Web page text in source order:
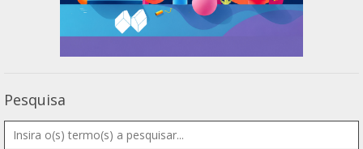
Pesquisa